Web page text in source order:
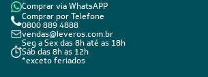
Comprar via WhatsAPP
Comprar por Telefone
0800 889 4888
vendas@leveros.com.br
Seg a Sex das 8h até as 18h
Sáb das 8h as 12h
*exceto feriados